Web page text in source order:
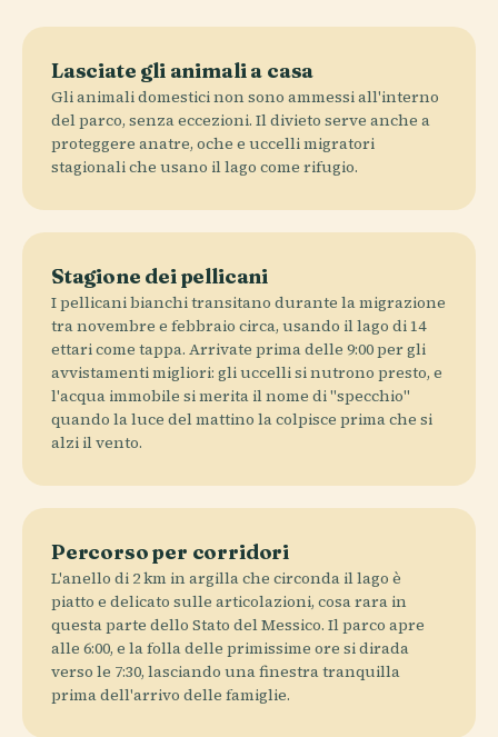
Lasciate gli animali a casa
Gli animali domestici non sono ammessi all'interno
del parco, senza eccezioni. Il divieto serve anche a
proteggere anatre, oche e uccelli migratori
stagionali che usano il lago come rifugio.
Stagione dei pellicani
I pellicani bianchi transitano durante la migrazione
tra novembre e febbraio circa, usando il lago di 14
ettari come tappa. Arrivate prima delle 9:00 per gli
avvistamenti migliori: gli uccelli si nutrono presto, e
l'acqua immobile si merita il nome di "specchio"
quando la luce del mattino la colpisce prima che si
alzi il vento.
Percorso per corridori
L'anello di 2 km in argilla che circonda il lago è
piatto e delicato sulle articolazioni, cosa rara in
questa parte dello Stato del Messico. Il parco apre
alle 6:00, e la folla delle primissime ore si dirada
verso le 7:30, lasciando una finestra tranquilla
prima dell'arrivo delle famiglie.